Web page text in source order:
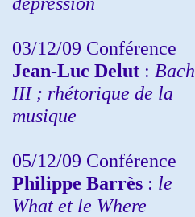
03/12/09 Conférence
Jean-Luc Delut : Bach
III ; rhétorique de la
musique
05/12/09 Conférence
Philippe Barrès : le
What et le Where